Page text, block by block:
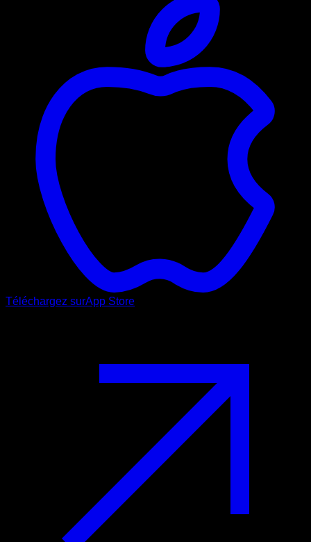
Téléchargez surApp Store